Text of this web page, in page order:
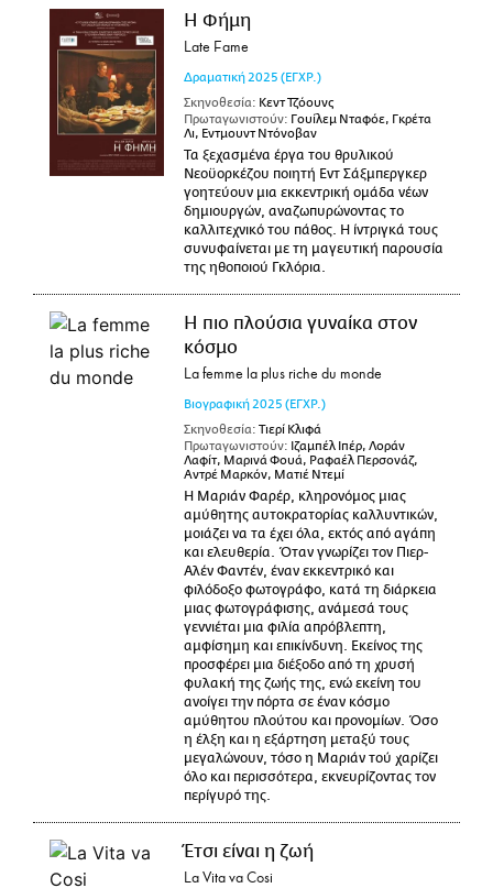
Η Φήμη
Late Fame
Δραματική 2025 (ΕΓΧΡ.)
Σκηνοθεσία: Κεντ Τζόουνς
Πρωταγωνιστούν: Γουίλεμ Νταφόε, Γκρέτα
Λι, Εντμουντ Ντόνοβαν
Τα ξεχασμένα έργα του θρυλικού
Νεοϋορκέζου ποιητή Εντ Σάξμπεργκερ
γοητεύουν μια εκκεντρική ομάδα νέων
δημιουργών, αναζωπυρώνοντας το
καλλιτεχνικό του πάθος. Η ίντριγκά τους
συνυφαίνεται με τη μαγευτική παρουσία
της ηθοποιού Γκλόρια.
Η πιο πλούσια γυναίκα στον
κόσμο
La femme la plus riche du monde
Βιογραφική 2025 (ΕΓΧΡ.)
Σκηνοθεσία: Τιερί Κλιφά
Πρωταγωνιστούν: Ιζαμπέλ Ιπέρ, Λοράν
Λαφίτ, Μαρινά Φουά, Ραφαέλ Περσονάζ,
Αντρέ Μαρκόν, Ματιέ Ντεμί
Η Μαριάν Φαρέρ, κληρονόμος μιας
αμύθητης αυτοκρατορίας καλλυντικών,
μοιάζει να τα έχει όλα, εκτός από αγάπη
και ελευθερία. Όταν γνωρίζει τον Πιερ-
Αλέν Φαντέν, έναν εκκεντρικό και
φιλόδοξο φωτογράφο, κατά τη διάρκεια
μιας φωτογράφισης, ανάμεσά τους
γεννιέται μια φιλία απρόβλεπτη,
αμφίσημη και επικίνδυνη. Εκείνος της
προσφέρει μια διέξοδο από τη χρυσή
φυλακή της ζωής της, ενώ εκείνη του
ανοίγει την πόρτα σε έναν κόσμο
αμύθητου πλούτου και προνομίων. Όσο
η έλξη και η εξάρτηση μεταξύ τους
μεγαλώνουν, τόσο η Μαριάν τού χαρίζει
όλο και περισσότερα, εκνευρίζοντας τον
περίγυρό της.
Έτσι είναι η ζωή
La Vita va Cosi